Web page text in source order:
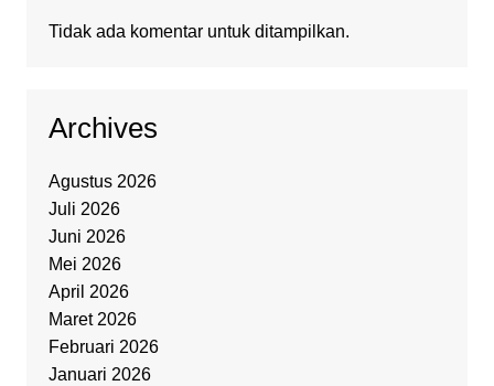
Tidak ada komentar untuk ditampilkan.
Archives
Agustus 2026
Juli 2026
Juni 2026
Mei 2026
April 2026
Maret 2026
Februari 2026
Januari 2026